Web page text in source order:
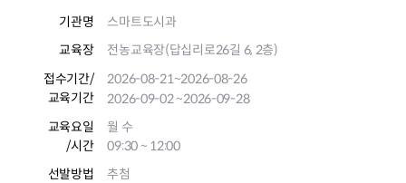
기관명
스마트도시과
교육장
전농교육장(답십리로26길 6, 2층)
접수기간/
교육기간
2026-08-21~2026-08-26
2026-09-02~2026-09-28
교육요일
/시간
월 수
09:30 ~ 12:00
선발방법
추첨